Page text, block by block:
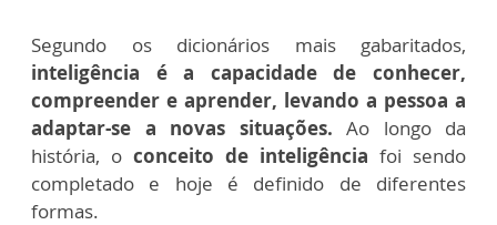
Segundo os dicionários mais gabaritados,
inteligência é a capacidade de conhecer,
compreender e aprender, levando a pessoa a
adaptar-se a novas situações. Ao longo da
história, o conceito de inteligência foi sendo
completado e hoje é definido de diferentes
formas.